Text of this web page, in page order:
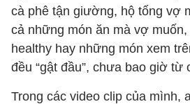
cà phê tận giường, hộ tống vợ
cả những món ăn mà vợ
healthy hay những món xem
đều “gật đầu”, chưa bao giờ từ
Trong các video clip của mình,